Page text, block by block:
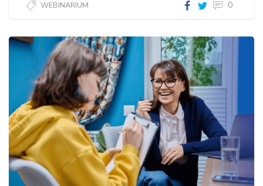
WEBINARIUM
LangLion!
Praktyczny
przewodnik
po
funkcjach
usprawniających
pracę w
szkole."]
0